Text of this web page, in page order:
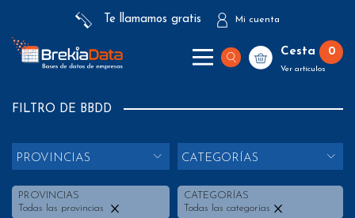
Te llamamos gratis Mi cuenta
Cesta 0
Ver artículos
FILTRO DE BBDD
PROVINCIAS
PROVINCIAS
Todas las provincias
CATEGORÍAS
CATEGORÍAS
Todas las categorías